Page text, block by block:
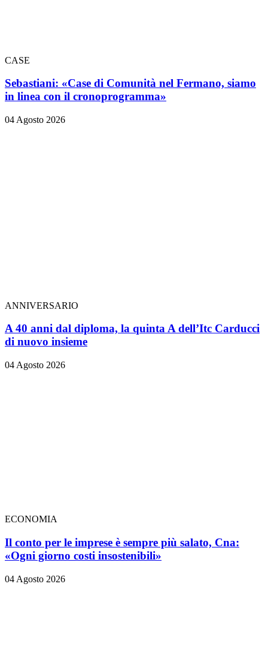
CASE
Sebastiani: «Case di Comunità nel Fermano, siamo
in linea con il cronoprogramma»
04 Agosto 2026
ANNIVERSARIO
A 40 anni dal diploma, la quinta A dell’Itc Carducci
di nuovo insieme
04 Agosto 2026
ECONOMIA
Il conto per le imprese è sempre più salato, Cna:
«Ogni giorno costi insostenibili»
04 Agosto 2026